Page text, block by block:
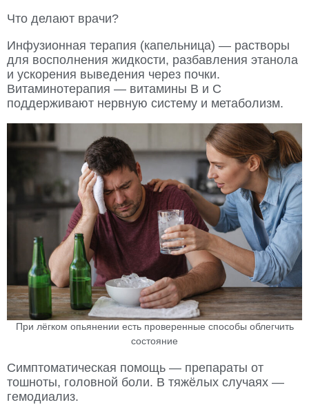
Что делают врачи?
Инфузионная терапия (капельница) — растворы
для восполнения жидкости, разбавления этанола
и ускорения выведения через почки.
Витаминотерапия — витамины B и C
поддерживают нервную систему и метаболизм.
При лёгком опьянении есть проверенные способы облегчить
состояние
Симптоматическая помощь — препараты от
тошноты, головной боли. В тяжёлых случаях —
гемодиализ.